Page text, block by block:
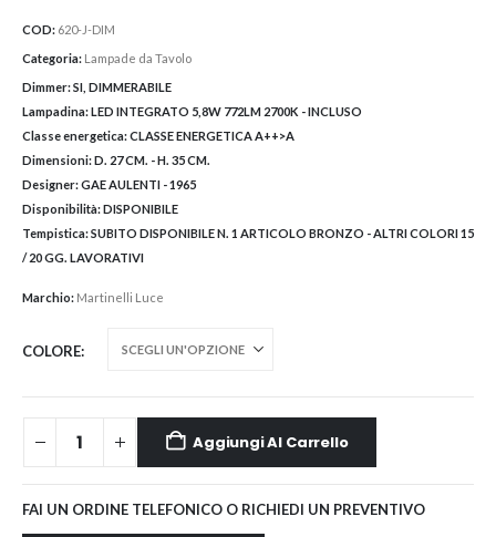
COD: 620-J-DIM
Categoria: Lampade da Tavolo
Dimmer:SI, DIMMERABILE
Lampadina:LED INTEGRATO 5,8W 772LM 2700K - INCLUSO
Classe energetica:CLASSE ENERGETICA A++>A
Dimensioni:D. 27 CM. - H. 35 CM.
Designer:GAE AULENTI - 1965
Disponibilità:DISPONIBILE
Tempistica:SUBITO DISPONIBILE N. 1 ARTICOLO BRONZO - ALTRI COLORI 15
/ 20 GG. LAVORATIVI
Marchio: Martinelli Luce
COLORE
Aggiungi Al Carrello
FAI UN ORDINE TELEFONICO O RICHIEDI UN PREVENTIVO